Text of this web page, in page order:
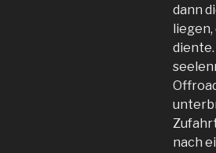
dann
diente.
nach